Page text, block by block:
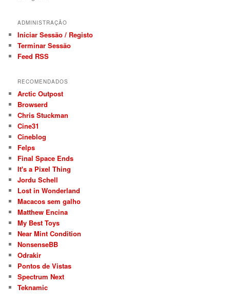
ADMINISTRAÇÃO
Iniciar Sessão / Registo
Terminar Sessão
Feed RSS
RECOMENDADOS
Arctic Outpost
Browserd
Chris Stuckman
Cine31
Cineblog
Felps
Final Space Ends
It's a Pixel Thing
Jordu Schell
Lost in Wonderland
Macacos sem galho
Matthew Encina
My Best Toys
Near Mint Condition
NonsenseBB
Odrakir
Pontos de Vistas
Spectrum Next
Teknamic